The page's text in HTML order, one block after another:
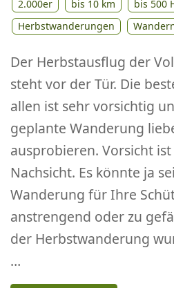
2.000er bis 10 km bis 500
Herbstwanderungen
Der Herbstausflug der
steht vor der Tür. Die
allen ist sehr vorsichtig
geplante Wanderung
ausprobieren. Vorsicht ist
Nachsicht. Es könnte ja
Wanderung für Ihre
anstrengend oder zu
der Herbstwanderung
…